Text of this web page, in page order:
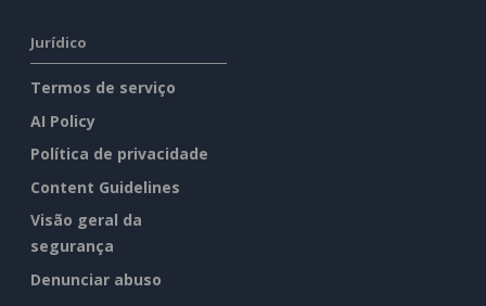
Jurídico
Termos de serviço
AI Policy
Política de privacidade
Content Guidelines
Visão geral da
segurança
Denunciar abuso